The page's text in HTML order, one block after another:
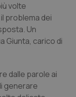
Ulcerosa
volte
problema dei
Un
Giunta, carico di
dalle parole ai
generare